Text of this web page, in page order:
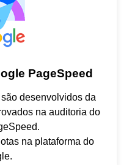
PageSpeed
desenvolvidos da
na auditoria do
na plataforma do